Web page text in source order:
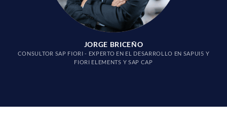
JORGE BRICEÑO
CONSULTOR SAP FIORI - EXPERTO EN EL DESARROLLO EN SAPUI5 Y
FIORI ELEMENTS Y SAP CAP